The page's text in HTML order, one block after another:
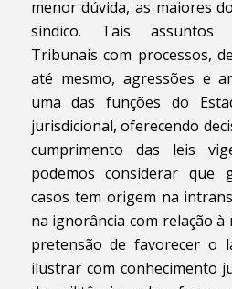
menor dúvida, as maiores
síndico. Tais assuntos
Tribunais com processos,
até mesmo, agressões e
uma das funções do
jurisdicional, oferecendo
cumprimento das leis
podemos considerar que
casos tem origem na
na ignorância com relação
pretensão de favorecer o
ilustrar com conhecimento